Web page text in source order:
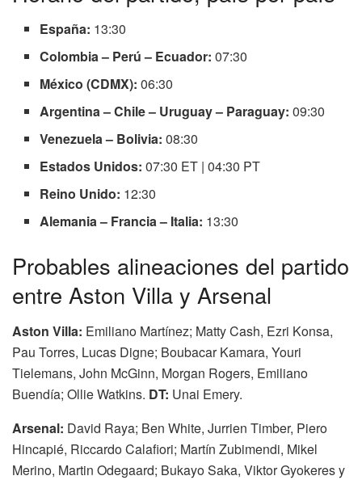
España: 13:30
Colombia – Perú – Ecuador: 07:30
México (CDMX): 06:30
Argentina – Chile – Uruguay – Paraguay: 09:30
Venezuela – Bolivia: 08:30
Estados Unidos: 07:30 ET | 04:30 PT
Reino Unido: 12:30
Alemania – Francia – Italia: 13:30
Probables alineaciones del partido
entre Aston Villa y Arsenal
Aston Villa: Emiliano Martínez; Matty Cash, Ezri Konsa,
Pau Torres, Lucas Digne; Boubacar Kamara, Youri
Tielemans, John McGinn, Morgan Rogers, Emiliano
Buendía; Ollie Watkins. DT: Unai Emery.
Arsenal: David Raya; Ben White, Jurrien Timber, Piero
Hincapié, Riccardo Calafiori; Martín Zubimendi, Mikel
Merino, Martin Odegaard; Bukayo Saka, Viktor Gyokeres y